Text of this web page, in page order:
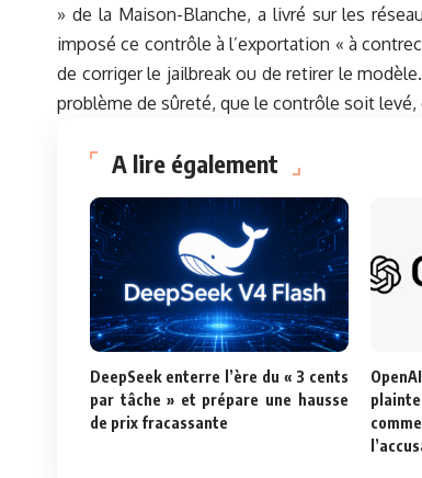
» de la Maison-Blanche, a livré sur les
imposé ce contrôle à l’exportation « à
de corriger le jailbreak ou de retirer le
problème de sûreté, que le contrôle soit
A lire également
DeepSeek enterre l’ère du « 3 cents
par tâche » et prépare une hausse
de prix fracassante